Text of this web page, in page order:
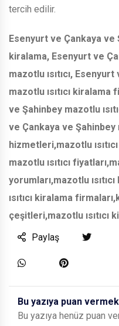
tercih edilir.
Esenyurt ve Çankaya ve
kiralama, Esenyurt ve
mazotlu ısıtıcı, Esenyurt
mazotlu ısıtıcı kiralama
ve Şahinbey mazotlu
ve Çankaya ve Şahinbey
hizmetleri,mazotlu
mazotlu ısıtıcı
yorumları,mazotlu
ısıtıcı kiralama
çeşitleri,mazotlu ısıtıcı
Paylaş
Bu yazıya puan
Bu yazıya henüz puan